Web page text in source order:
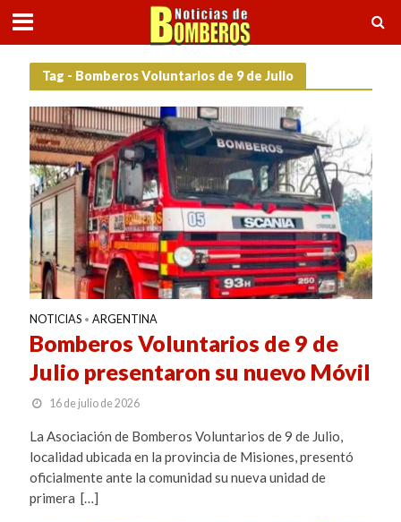
Tag - Bomberos Voluntarios de 9 de Julio
NOTICIAS • ARGENTINA
Bomberos Voluntarios de 9 de
Julio presentaron su nuevo Móvil
16 de julio de 2026
La Asociación de Bomberos Voluntarios de 9 de Julio,
localidad ubicada en la provincia de Misiones, presentó
oficialmente ante la comunidad su nueva unidad de
primera […]